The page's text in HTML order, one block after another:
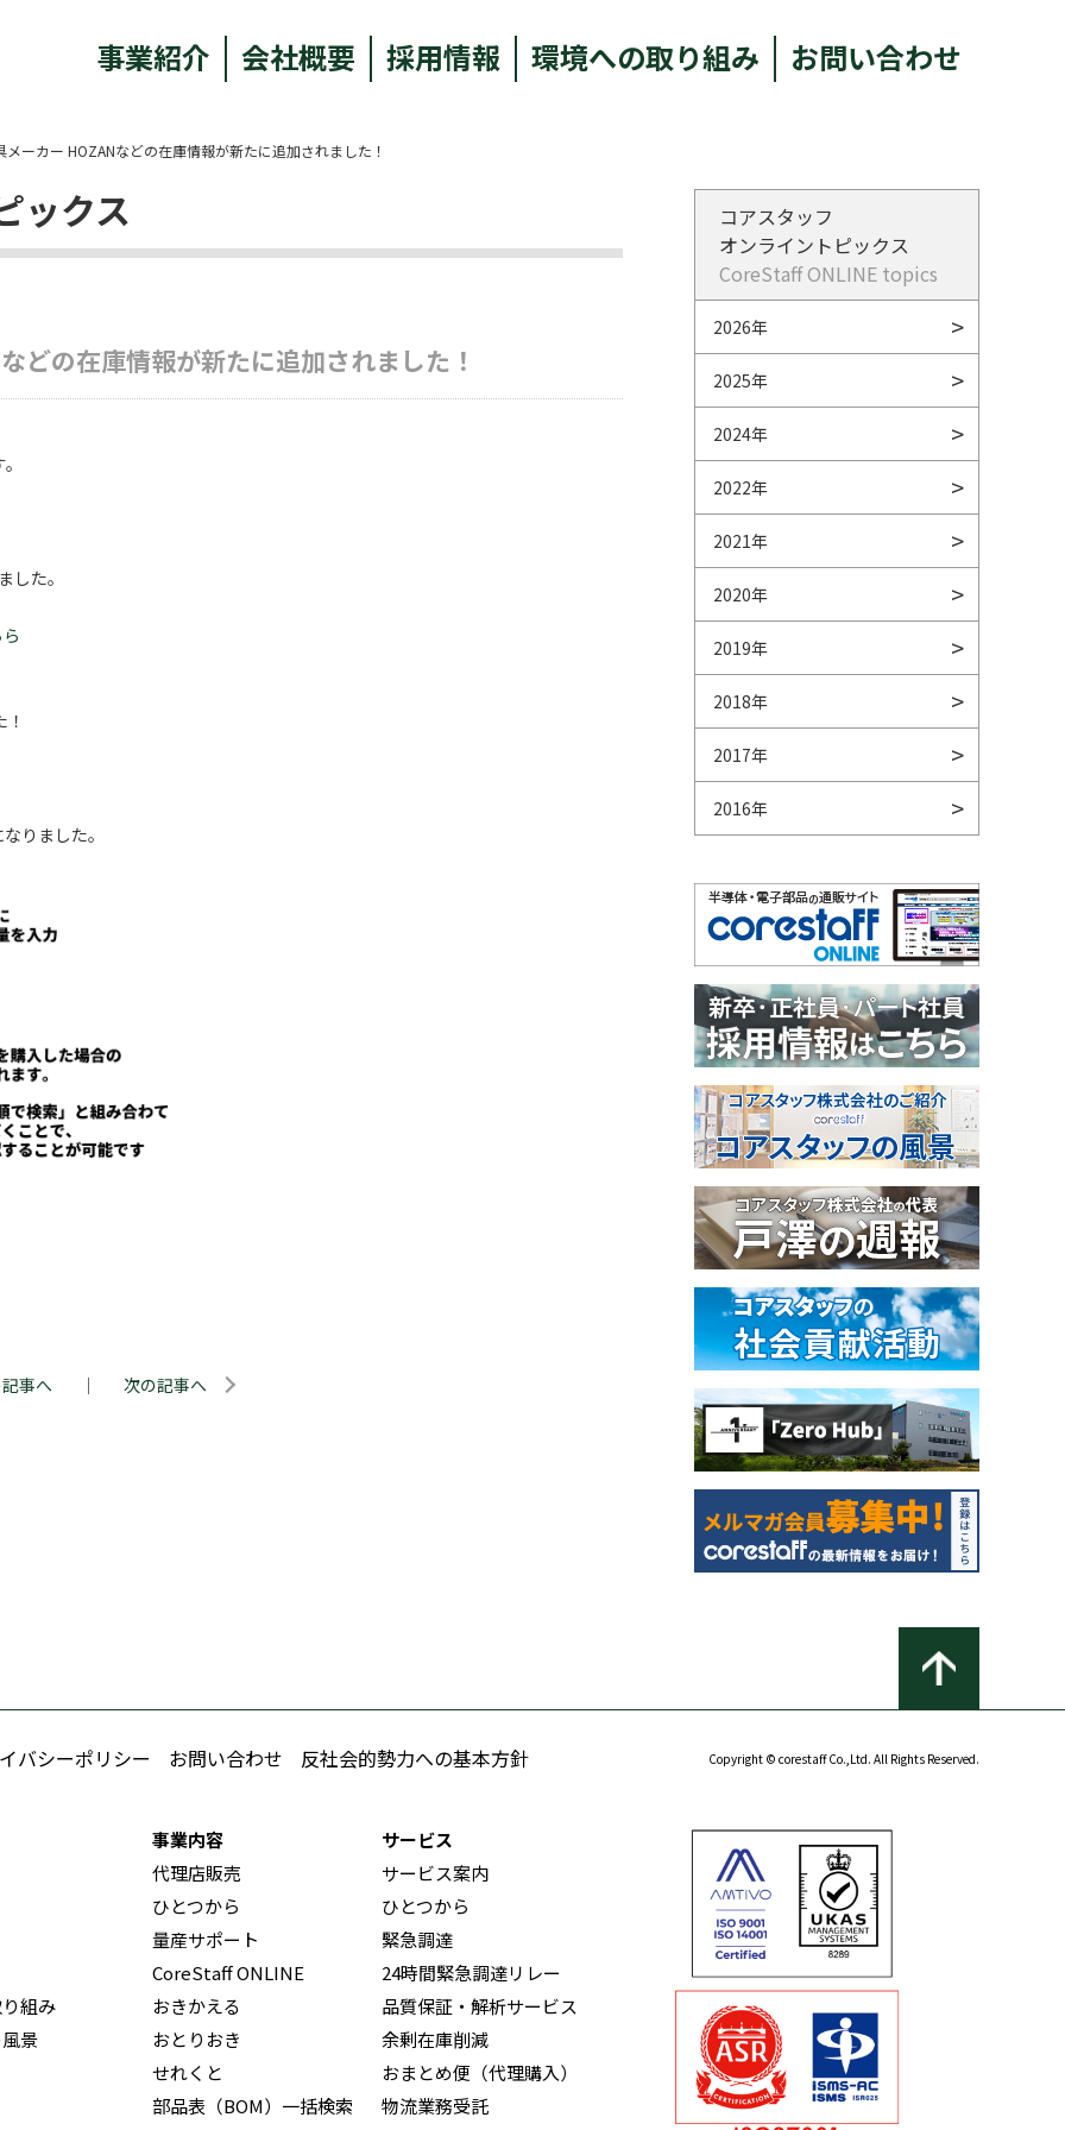
事業紹介 会社概要 採用情報 環境への取り組み お問い合わせ
ーカー HOZANなどの在庫情報が新たに追加されました！
ックス
どの在庫情報が新たに追加されました！
た。
りました。
事へ ｜ 次の記事へ
コアスタッフ
オンライントピックス
CoreStaff ONLINE topics
2026年
2025年
2024年
2022年
2021年
2020年
2019年
2018年
2017年
2016年
バシーポリシー お問い合わせ 反社会的勢力への基本方針 Copyright © corestaff Co.,Ltd. All Rights Reserved.
組み
景
事業内容
代理店販売
ひとつから
量産サポート
CoreStaff ONLINE
おきかえる
おとりおき
せれくと
部品表（BOM）一括検索
サービス
サービス案内
ひとつから
緊急調達
24時間緊急調達リレー
品質保証・解析サービス
余剰在庫削減
おまとめ便（代理購入）
物流業務受託